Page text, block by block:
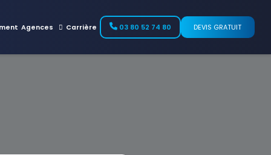
Agences Carrière 03 80 52 74 80 DEVIS GRATUIT